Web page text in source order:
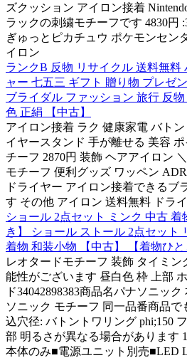
ズクッション アイロン接着
ラックの刺繍モチーフです 4830円
ぎゅっとピカチュウ ポケモンセン
イロン
ランクB 反物 リサイクル 送料無料
ャー 七五三 ギフト 贈り物 プレゼ
ブライダル ファッション 旅行 反
色 正絹 【中古】
アイロン接着 ラク 健康家電 バト
イヤースタンド 手が離せる 美容
チーフ 2870円 装飾 ヘアアイロン
モチーフ 便利グッズ ワッペン
ドライヤー アイロン接着できるブ
す その他 アイロン 送料無料 ドラ
ショール 2点セット ミンク 中古 着
き】 ショール ストール 2点セット
着物 和装小物 【中古】 【着物ひと
レオタードモチーフ 装飾 タイミ
能性がございます 昼白色 枠 上部
ド34042898383商品名パナソニッ
ソニック モチーフ 同一品番商品
込穴径: バトントワリング phi;150
部 明るさが異なる場合があります
本体のみ■電源ユニット別売■LED